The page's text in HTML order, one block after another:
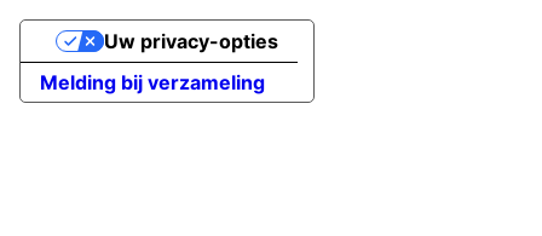
Melding bij verzameling
Uw privacy-opties